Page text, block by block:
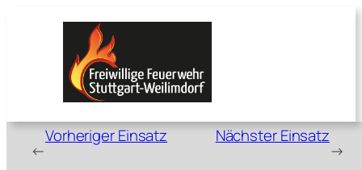
←
Vorheriger Einsatz Nächster Einsatz
→